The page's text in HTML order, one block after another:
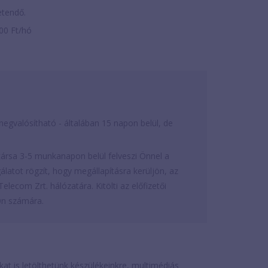
Ft/hó
is letölthetünk készülékeinkre, multimédiás